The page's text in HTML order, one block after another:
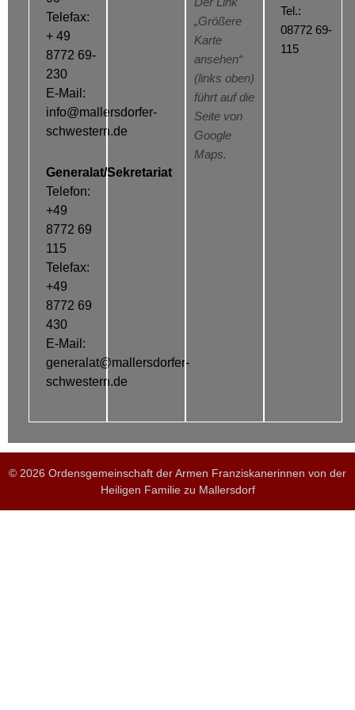
Telefax:
+ 49
8772 69-
230
E-Mail:
info@mallersdorfer-
schwestern.de
Generalat/Sekretariat
Telefon:
+49
8772 69
115
Telefax:
+49
8772 69
430
E-Mail:
generalat@mallersdorfer-
schwestern.de
Der Link
„Größere
Karte
ansehen“
(links oben)
führt auf die
Seite von
Google
Maps.
Tel.:
08772 69-
115
© 2026 Ordensgemeinschaft der Armen Franziskanerinnen von der
Heiligen Familie zu Mallersdorf